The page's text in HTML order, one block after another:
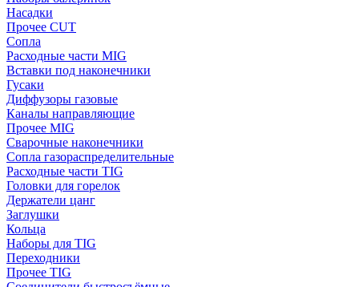
Насадки
Прочее CUT
Сопла
Расходные части MIG
Вставки под наконечники
Гусаки
Диффузоры газовые
Каналы направляющие
Прочее MIG
Сварочные наконечники
Сопла газораспределительные
Расходные части TIG
Головки для горелок
Держатели цанг
Заглушки
Кольца
Наборы для TIG
Переходники
Прочее TIG